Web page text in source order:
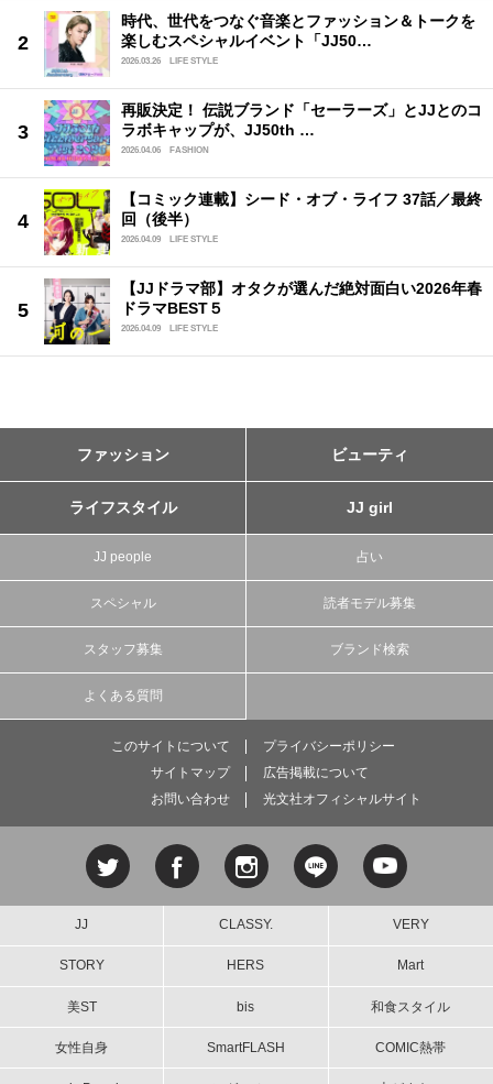
時代、世代をつなぐ音楽とファッション＆トークを
楽しむスペシャルイベント「JJ50…
2026.03.26 LIFE STYLE
再販決定！ 伝説ブランド「セーラーズ」とJJとのコ
ラボキャップが、JJ50th …
2026.04.06 FASHION
【コミック連載】シード・オブ・ライフ 37話／最終
回（後半）
2026.04.09 LIFE STYLE
【JJドラマ部】オタクが選んだ絶対面白い2026年春
ドラマBEST５
2026.04.09 LIFE STYLE
ファッション ビューティ
ライフスタイル JJ girl
JJ people 占い
スペシャル 読者モデル募集
スタッフ募集 ブランド検索
よくある質問
このサイトについて
プライバシーポリシー
サイトマップ
広告掲載について
お問い合わせ
光文社オフィシャルサイト
JJ CLASSY. VERY
STORY HERS Mart
美ST bis 和食スタイル
女性自身 SmartFLASH COMIC熱帯